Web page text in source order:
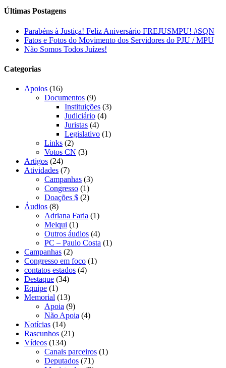
Últimas Postagens
Parabéns à Justiça! Feliz Aniversário FREJUSMPU! #SQN
Fatos e Fotos do Movimento dos Servidores do PJU / MPU
Não Somos Todos Juízes!
Categorias
Apoios (16)
Documentos (9)
Instituições (3)
Judiciário (4)
Juristas (4)
Legislativo (1)
Links (2)
Votos CN (3)
Artigos (24)
Atividades (7)
Campanhas (3)
Congresso (1)
Doações $ (2)
Áudios (8)
Adriana Faria (1)
Melqui (1)
Outros áudios (4)
PC – Paulo Costa (1)
Campanhas (2)
Congresso em foco (1)
contatos estados (4)
Destaque (34)
Equipe (1)
Memorial (13)
Apoia (9)
Não Apoia (4)
Notícias (14)
Rascunhos (21)
Vídeos (134)
Canais parceiros (1)
Deputados (71)